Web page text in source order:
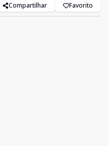
Compartilhar Favorito